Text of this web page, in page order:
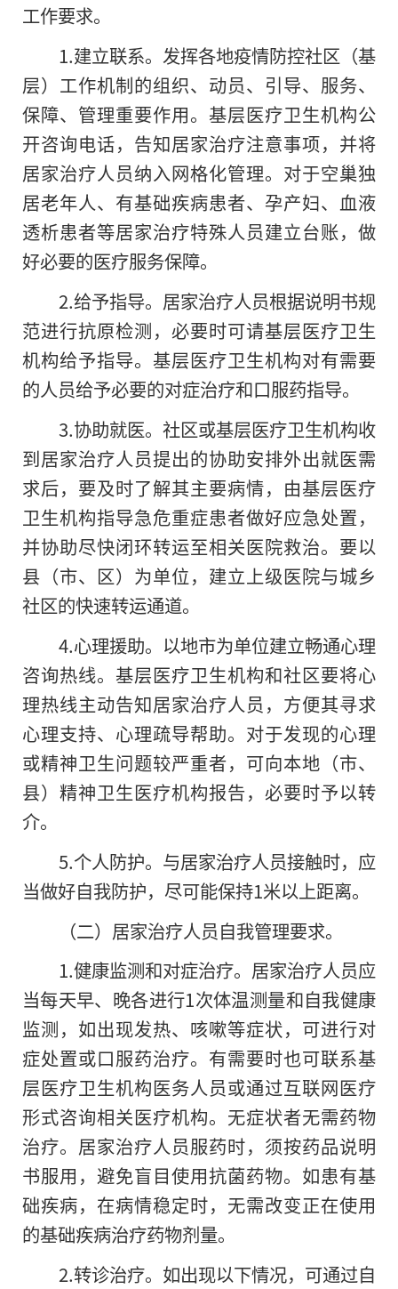
工作要求。
1.建立联系。发挥各地疫情防控社区（基
层）工作机制的组织、动员、引导、服务、
保障、管理重要作用。基层医疗卫生机构公
开咨询电话，告知居家治疗注意事项，并将
居家治疗人员纳入网格化管理。对于空巢独
居老年人、有基础疾病患者、孕产妇、血液
透析患者等居家治疗特殊人员建立台账，做
好必要的医疗服务保障。
2.给予指导。居家治疗人员根据说明书规
范进行抗原检测，必要时可请基层医疗卫生
机构给予指导。基层医疗卫生机构对有需要
的人员给予必要的对症治疗和口服药指导。
3.协助就医。社区或基层医疗卫生机构收
到居家治疗人员提出的协助安排外出就医需
求后，要及时了解其主要病情，由基层医疗
卫生机构指导急危重症患者做好应急处置，
并协助尽快闭环转运至相关医院救治。要以
县（市、区）为单位，建立上级医院与城乡
社区的快速转运通道。
4.心理援助。以地市为单位建立畅通心理
咨询热线。基层医疗卫生机构和社区要将心
理热线主动告知居家治疗人员，方便其寻求
心理支持、心理疏导帮助。对于发现的心理
或精神卫生问题较严重者，可向本地（市、
县） 精神卫生医疗机构报告，必要时予以转
介。
5.个人防护。与居家治疗人员接触时，应
当做好自我防护，尽可能保持1米以上距离。
（二）居家治疗人员自我管理要求。
1.健康监测和对症治疗。居家治疗人员应
当每天早、晚各进行1次体温测量和自我健康
监测，如出现发热、咳嗽等症状，可进行对
症处置或口服药治疗。有需要时也可联系基
层医疗卫生机构医务人员或通过互联网医疗
形式咨询相关医疗机构。无症状者无需药物
治疗。居家治疗人员服药时，须按药品说明
书服用，避免盲目使用抗菌药物。如患有基
础疾病，在病情稳定时，无需改变正在使用
的基础疾病治疗药物剂量。
2.转诊治疗。如出现以下情况，可通过自